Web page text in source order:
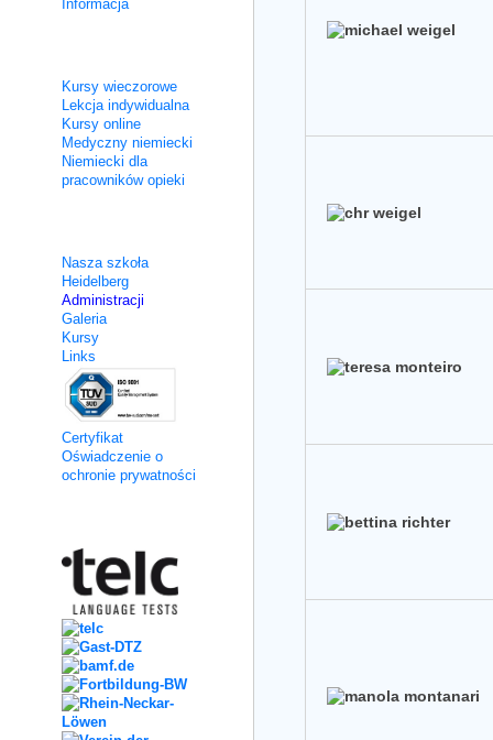
Informacja
Kursy wieczorowe
Lekcja indywidualna
Kursy online
Medyczny niemiecki
Niemiecki dla
pracowników opieki
Nasza szkoła
Heidelberg
Administracji
Galeria
Kursy
Links
Certyfikat
Oświadczenie o
ochronie prywatności